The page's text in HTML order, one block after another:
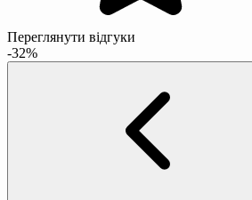
Переглянути відгуки
-32%